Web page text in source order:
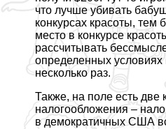
что лучше убивать
конкурсах красоты, тем
место в конкурсе
рассчитывать
определенных условиях
несколько раз.
Также, на поле есть две
налогообложения –
в демократичных США